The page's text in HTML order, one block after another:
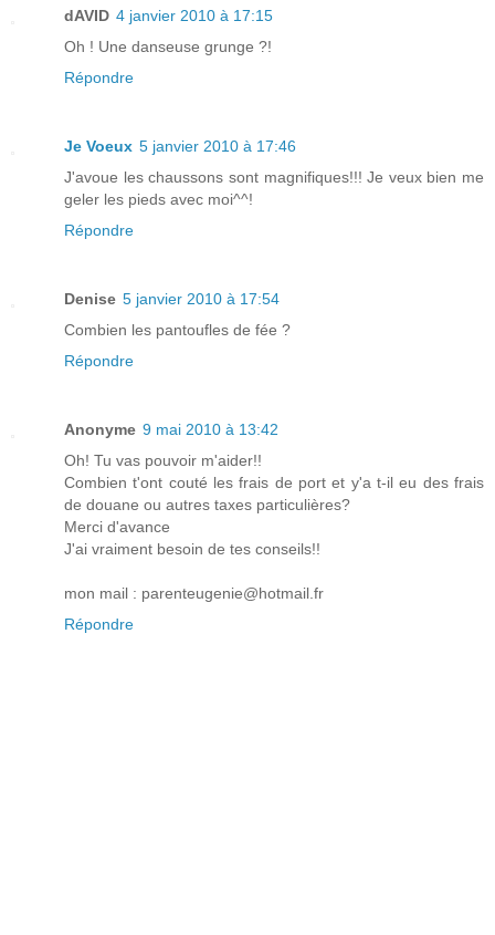
dAVID 4 janvier 2010 à 17:15
Oh ! Une danseuse grunge ?!
Répondre
Je Voeux 5 janvier 2010 à 17:46
J'avoue les chaussons sont magnifiques!!! Je veux bien me
geler les pieds avec moi^^!
Répondre
Denise 5 janvier 2010 à 17:54
Combien les pantoufles de fée ?
Répondre
Anonyme 9 mai 2010 à 13:42
Oh! Tu vas pouvoir m'aider!!
Combien t'ont couté les frais de port et y'a t-il eu des frais
de douane ou autres taxes particulières?
Merci d'avance
J'ai vraiment besoin de tes conseils!!
mon mail : parenteugenie@hotmail.fr
Répondre